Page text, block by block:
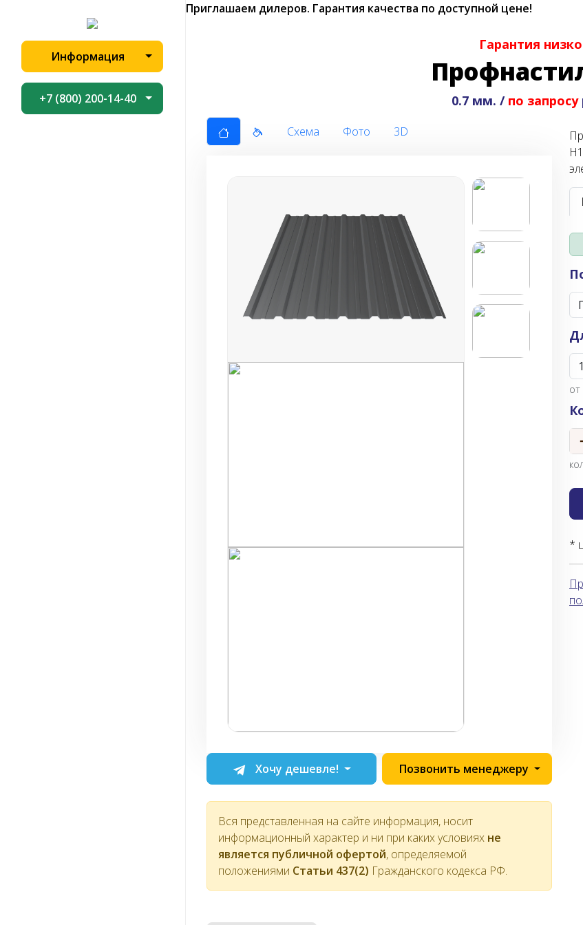
Приглашаем дилеров. Гарантия качества по доступной цене!
Информация
+7 (800) 200-14-40
Гарантия
0.7 мм. / по запросу
Схема Фото 3D
Хочу дешевле! Позвонить менеджеру
Вся представленная на сайте информация, носит
информационный характер и ни при каких условиях не
является публичной офертой, определяемой
положениями Статьи 437(2) Гражданского кодекса РФ.
от
*